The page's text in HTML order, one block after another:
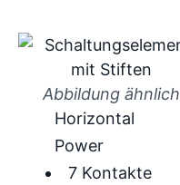
Abbildung ähnlich
7 Kontakte
Horizontal
Power